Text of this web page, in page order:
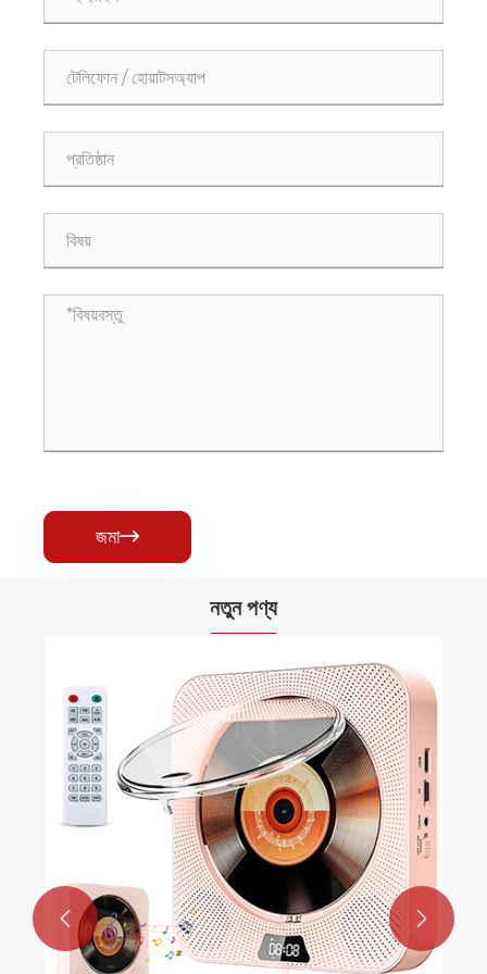
জমা
নতুন পণ্য
 